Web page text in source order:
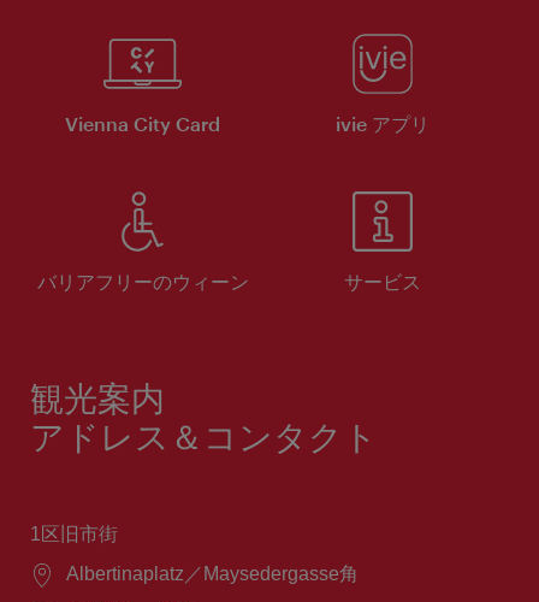
Vienna City Card ivie アプリ
バリアフリーのウィーン サービス
観光案内
アドレス＆コンタクト
1区旧市街
場
Albertinaplatz／Maysedergasse角